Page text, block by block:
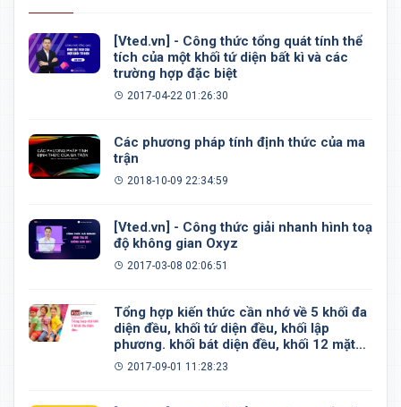
[Vted.vn] - Công thức tổng quát tính thể
tích của một khối tứ diện bất kì và các
trường hợp đặc biệt
2017-04-22 01:26:30
Các phương pháp tính định thức của ma
trận
2018-10-09 22:34:59
[Vted.vn] - Công thức giải nhanh hình toạ
độ không gian Oxyz
2017-03-08 02:06:51
Tổng hợp kiến thức cần nhớ về 5 khối đa
diện đều, khối tứ diện đều, khối lập
phương. khối bát diện đều, khối 12 mặt
đều, khối 20 mặt đều
2017-09-01 11:28:23